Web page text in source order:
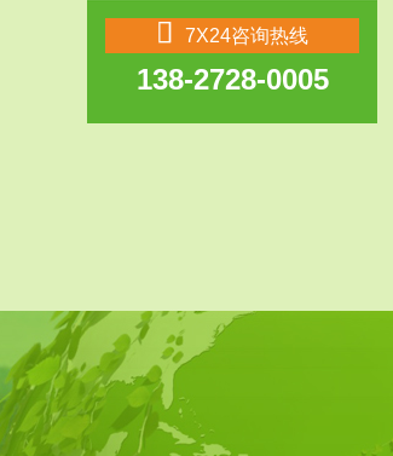
7X24咨询热线
138-2728-0005
服务范围
工作场所职业危害现状评价